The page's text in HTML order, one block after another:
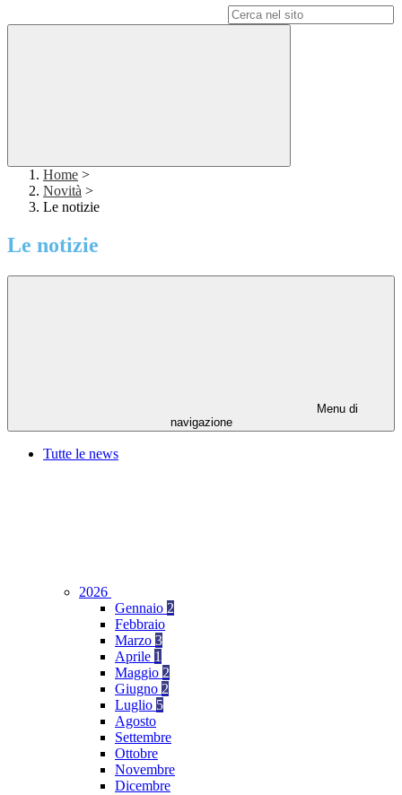
Home >
Novità >
Le notizie
Le notizie
Menu di
navigazione
Tutte le news
2026
Gennaio 2
Febbraio
Marzo 3
Aprile 1
Maggio 2
Giugno 2
Luglio 5
Agosto
Settembre
Ottobre
Novembre
Dicembre